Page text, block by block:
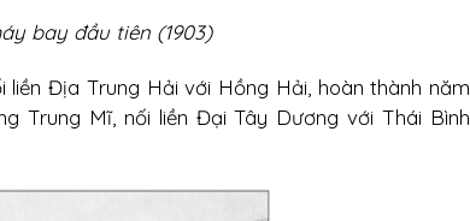
bay đầu tiên (1903)
liền Địa Trung Hải với Hồng Hải, hoàn thành năm
Trung Mĩ, nối liền Đại Tây Dương với Thái Bình